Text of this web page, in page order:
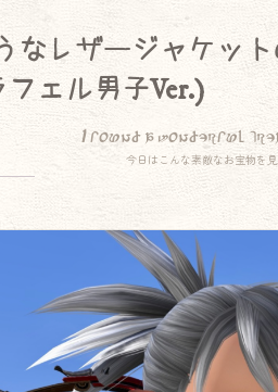
なレザージャケッ
ェル男子Ver.)
I found a wonderful
今日はこんな素敵なお宝物を見